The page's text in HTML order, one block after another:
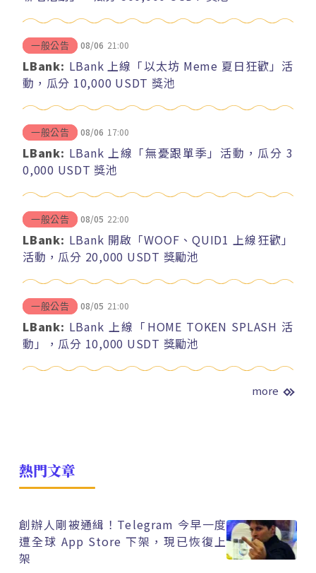
一般公告 08/06 21:00
LBank: LBank 上線「以太坊 Meme 夏日狂歡」活
動，瓜分 10,000 USDT 獎池
一般公告 08/06 17:00
LBank: LBank 上線「無憂跟單季」活動，瓜分 3
0,000 USDT 獎池
一般公告 08/05 22:00
LBank: LBank 開啟「WOOF、QUID1 上線狂歡」
活動，瓜分 20,000 USDT 獎勵池
一般公告 08/05 21:00
LBank: LBank 上線「HOME TOKEN SPLASH 活
動」，瓜分 10,000 USDT 獎勵池
more
熱門文章
創辦人剛被通緝！Telegram 今早一度
遭全球 App Store 下架，現已恢復上
架